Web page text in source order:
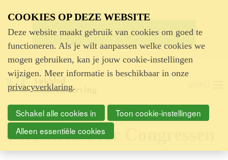
Advertentie
Berichten over Congressen
COOKIES OP DEZE WEBSITE
Deze website maakt gebruik van cookies om goed te
functioneren. Als je wilt aanpassen welke cookies we
mogen gebruiken, kan je jouw cookie-instellingen
wijzigen. Meer informatie is beschikbaar in onze
privacyverklaring.
Schakel alle cookies in
Toon cookie-instellingen
Alleen essentiële cookies